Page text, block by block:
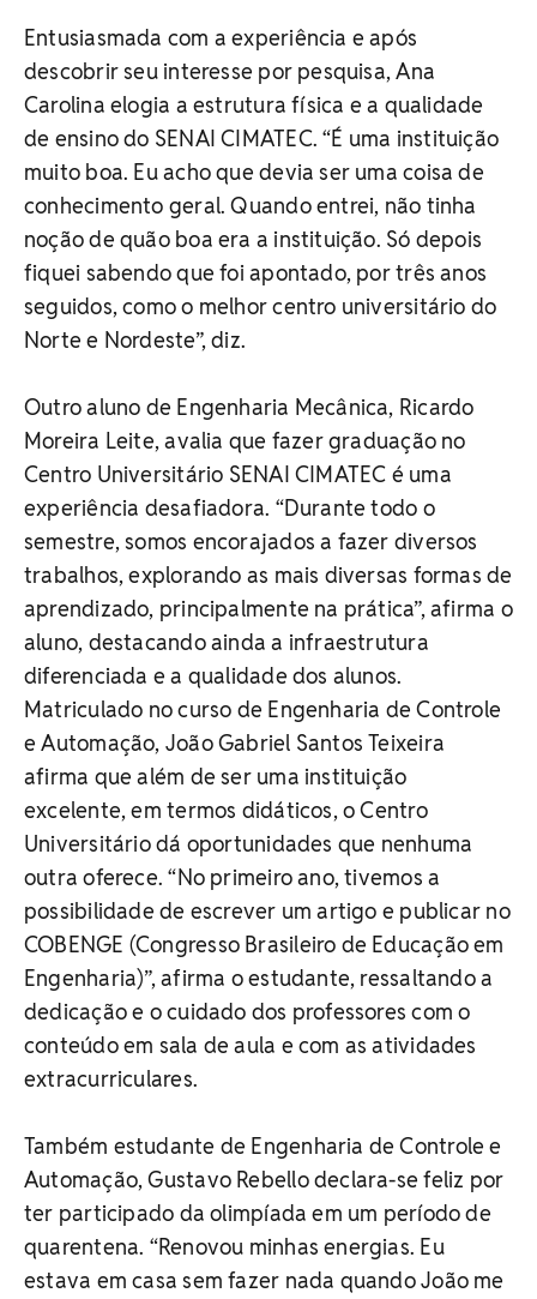
Entusiasmada com a experiência e após
descobrir seu interesse por pesquisa, Ana
Carolina elogia a estrutura física e a qualidade
de ensino do SENAI CIMATEC. “É uma instituição
muito boa. Eu acho que devia ser uma coisa de
conhecimento geral. Quando entrei, não tinha
noção de quão boa era a instituição. Só depois
fiquei sabendo que foi apontado, por três anos
seguidos, como o melhor centro universitário do
Norte e Nordeste”, diz.
Outro aluno de Engenharia Mecânica, Ricardo
Moreira Leite, avalia que fazer graduação no
Centro Universitário SENAI CIMATEC é uma
experiência desafiadora. “Durante todo o
semestre, somos encorajados a fazer diversos
trabalhos, explorando as mais diversas formas de
aprendizado, principalmente na prática”, afirma o
aluno, destacando ainda a infraestrutura
diferenciada e a qualidade dos alunos.
Matriculado no curso de Engenharia de Controle
e Automação, João Gabriel Santos Teixeira
afirma que além de ser uma instituição
excelente, em termos didáticos, o Centro
Universitário dá oportunidades que nenhuma
outra oferece. “No primeiro ano, tivemos a
possibilidade de escrever um artigo e publicar no
COBENGE (Congresso Brasileiro de Educação em
Engenharia)”, afirma o estudante, ressaltando a
dedicação e o cuidado dos professores com o
conteúdo em sala de aula e com as atividades
extracurriculares.
Também estudante de Engenharia de Controle e
Automação, Gustavo Rebello declara-se feliz por
ter participado da olimpíada em um período de
quarentena. “Renovou minhas energias. Eu
estava em casa sem fazer nada quando João me